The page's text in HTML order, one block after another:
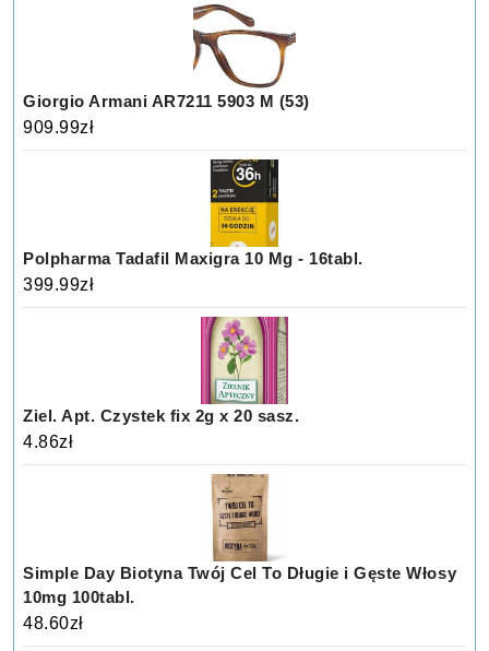
Giorgio Armani AR7211 5903 M (53)
909.99zł
Polpharma Tadafil Maxigra 10 Mg - 16tabl.
399.99zł
Ziel. Apt. Czystek fix 2g x 20 sasz.
4.86zł
Simple Day Biotyna Twój Cel To Długie i Gęste Włosy
10mg 100tabl.
48.60zł